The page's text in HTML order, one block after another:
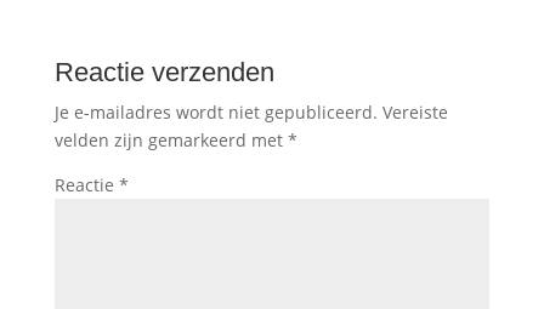
Reactie verzenden
Je e-mailadres wordt niet gepubliceerd. Vereiste
velden zijn gemarkeerd met *
Reactie *